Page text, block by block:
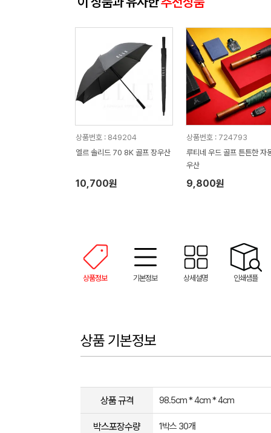
상품번호 : 849204
엘르 솔리드 70 8K 골프 장우산
10,700원
상품번호 : 724793
루티네 우드 골프 튼튼한 자
우산
9,800원
상품정보 기본정보 상세설명 인쇄샘플
상품 기본정보
상품 규격 98.5cm * 4cm * 4cm
박스포장수량 1박스 30개